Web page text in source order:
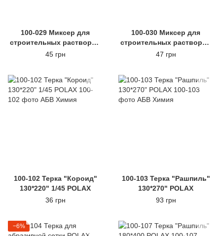
100-029 Миксер для
строительных растворов
60мм POLAX
45 грн
100-030 Миксер для
строительных растворов
80мм POLAX
47 грн
100-102 Терка "Короид"
130*220" 1/45 POLAX
36 грн
100-103 Терка "Рашпиль"
130*270" POLAX
93 грн
−6%